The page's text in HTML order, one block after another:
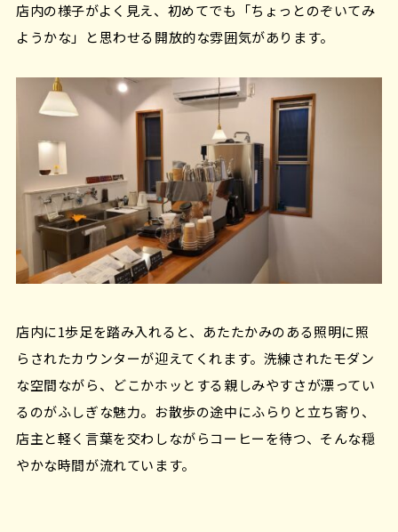
店内の様子がよく見え、初めてでも「ちょっとのぞいてみ
ようかな」と思わせる開放的な雰囲気があります。
店内に1歩足を踏み入れると、あたたかみのある照明に照
らされたカウンターが迎えてくれます。洗練されたモダン
な空間ながら、どこかホッとする親しみやすさが漂ってい
るのがふしぎな魅力。お散歩の途中にふらりと立ち寄り、
店主と軽く言葉を交わしながらコーヒーを待つ、そんな穏
やかな時間が流れています。